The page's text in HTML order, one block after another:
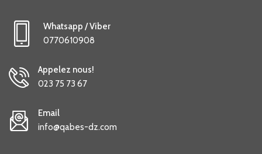
Whatsapp / Viber
0770610908
Appelez nous!
023 75 73 67
Email
info@qabes-dz.com